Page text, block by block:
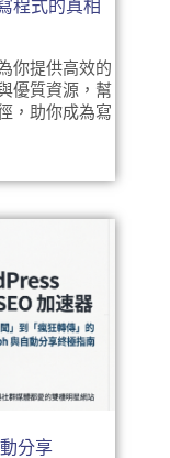
程式的真相
你提供高效的
優質資源，幫
，助你成為寫
分享